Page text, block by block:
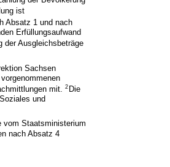
ist
Absatz 1 und nach
Erfüllungsaufwand
der Ausgleichsbeträge
Sachsen
mit.2 Die
und
vom Staatsministerium
nach Absatz 4